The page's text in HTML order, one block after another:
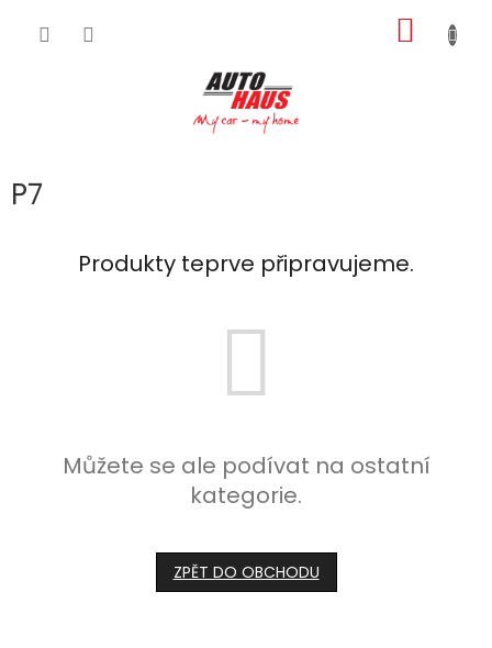
KOŠÍK
P7
Produkty teprve připravujeme.
Můžete se ale podívat na ostatní
kategorie.
ZPĚT DO OBCHODU